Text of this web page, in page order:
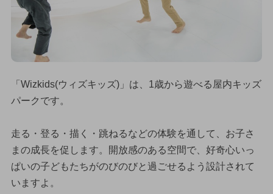
「Wizkids(ウィズキッズ)」は、1歳から遊べる屋内キッズ
パークです。
走る・登る・描く・跳ねるなどの体験を通して、お子さ
まの成長を促します。開放感のある空間で、好奇心いっ
ぱいの子どもたちがのびのびと過ごせるよう設計されて
いますよ。